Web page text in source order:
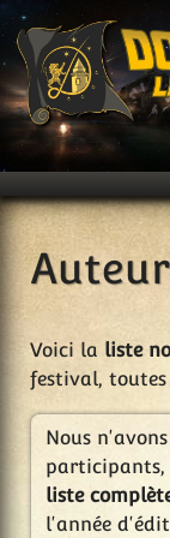
Voici la liste
festival, toutes
Nous
participants,
liste
l'année